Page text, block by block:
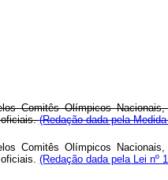
Comitês Olímpicos Nacionais,
oficiais.(Redação dada pela
Comitês Olímpicos Nacionais,
(Redação dada pela Lei nº